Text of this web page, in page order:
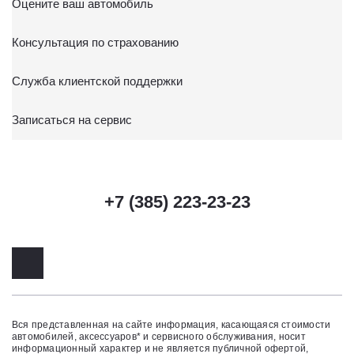
Оцените ваш автомобиль
Консультация по страхованию
Служба клиентской поддержки
Записаться на сервис
+7 (385) 223-23-23
Вся представленная на сайте информация, касающаяся стоимости
автомобилей, аксессуаров* и сервисного обслуживания, носит
информационный характер и не является публичной офертой,